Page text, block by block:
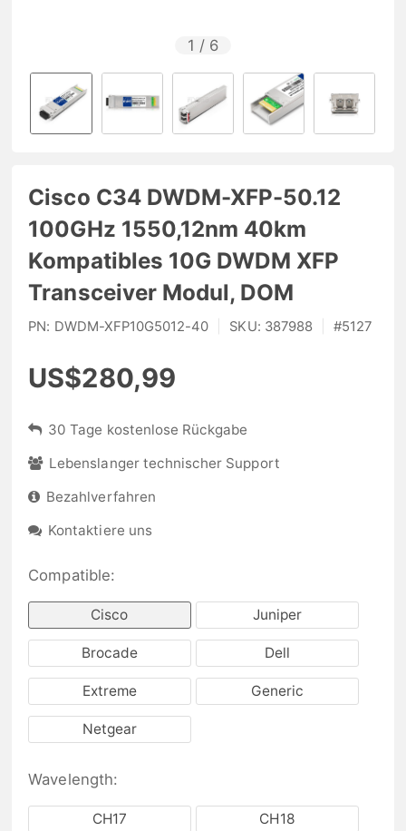
1 / 6
Cisco C34 DWDM-XFP-50.12
100GHz 1550,12nm 40km
Kompatibles 10G DWDM XFP
Transceiver Modul, DOM
PN: DWDM-XFP10G5012-40 SKU: 387988 #5127
US$280,99
30 Tage kostenlose Rückgabe
Lebenslanger technischer Support
Bezahlverfahren
Kontaktiere uns
Compatible:
Cisco Juniper
Brocade Dell
Extreme Generic
Netgear
Wavelength:
CH17 CH18